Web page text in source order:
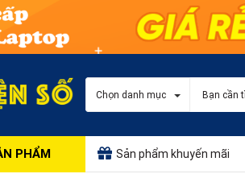
Chọn danh mục
PHẨM Sản phẩm khuyến mãi